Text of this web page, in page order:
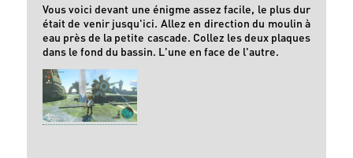
Vous voici devant une énigme assez facile, le plus dur
était de venir jusqu'ici. Allez en direction du moulin à
eau près de la petite cascade. Collez les deux plaques
dans le fond du bassin. L'une en face de l'autre.